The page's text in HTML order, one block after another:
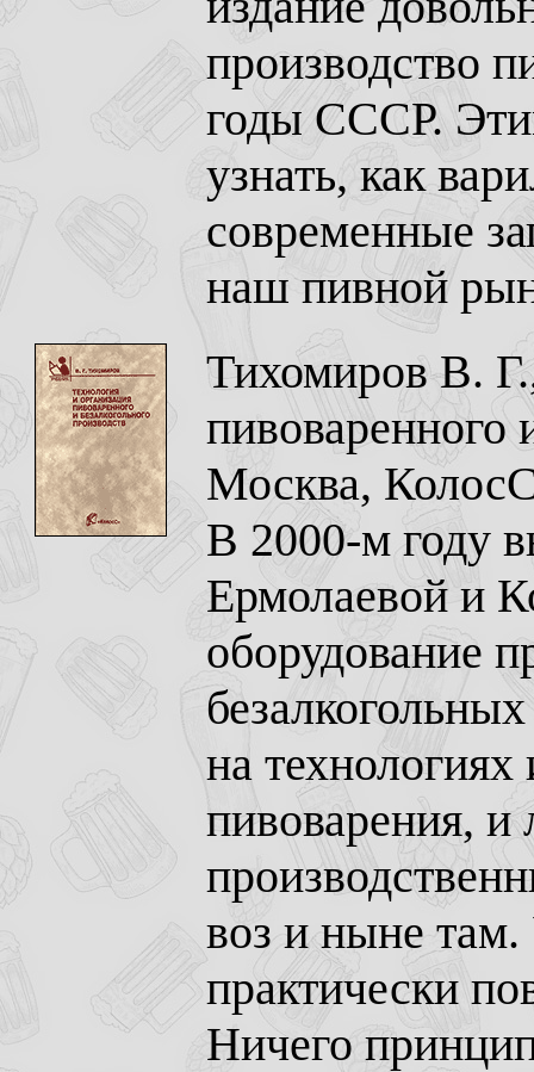
производство
годы СССР.
узнать, как
современные
наш пивной
Тихомиров В.
пивоваренного
Москва,
В 2000-м году
Ермолаевой и
оборудование
на
пивоварения,
воз и ныне
практически
Ничего